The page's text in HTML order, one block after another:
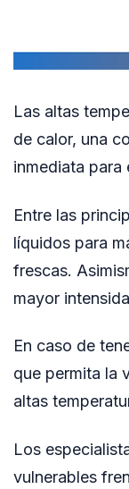
Las altas
de calor, una
inmediata para
Entre las
líquidos para
frescas.
mayor
En caso de
que permita la
altas
Los
vulnerables